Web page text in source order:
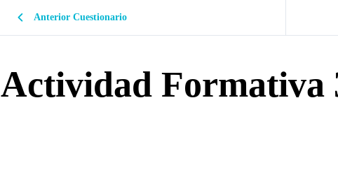
Anterior Cuestionario
Actividad Formativa